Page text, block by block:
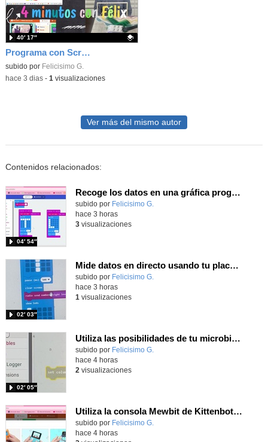
Programa con Scratch juegos con los partidos del mundial 2026 ganados por España
Contenido educativo.
subido por Felicisimo G.
40′ 17″
-hace 3 dias- 1 visualizaciones
Ver más del mismo autor
Contenidos relacionados:
Recoge los datos en una gráfica programando tu placa microbit con MakeCode y conoce la Tª y nivel de luz en este eclipse
Contenido educativo.
subido por Felicisimo G.
04′ 54″
hace 3 horas
3visualizaciones
Mide datos en directo usando tu placa microbit y programando con MakeCode dos placas conectadas por radio
Contenido educativo.
subido por Felicisimo G.
02′ 03″
hace 3 horas
1 visualizaciones
Utiliza las posibilidades de tu microbit programando com MakeCode para medir temperatura y nivel de luz con Datalogger
Contenido educativo.
subido por Felicisimo G.
02′ 05″
hace 4 horas
2 visualizaciones
Utiliza la consola Mewbit de Kittenbot para llevar tus juegos arcade de MakeCode a tu mano
Contenido educativo.
subido por Felicisimo G.
hace 4 horas